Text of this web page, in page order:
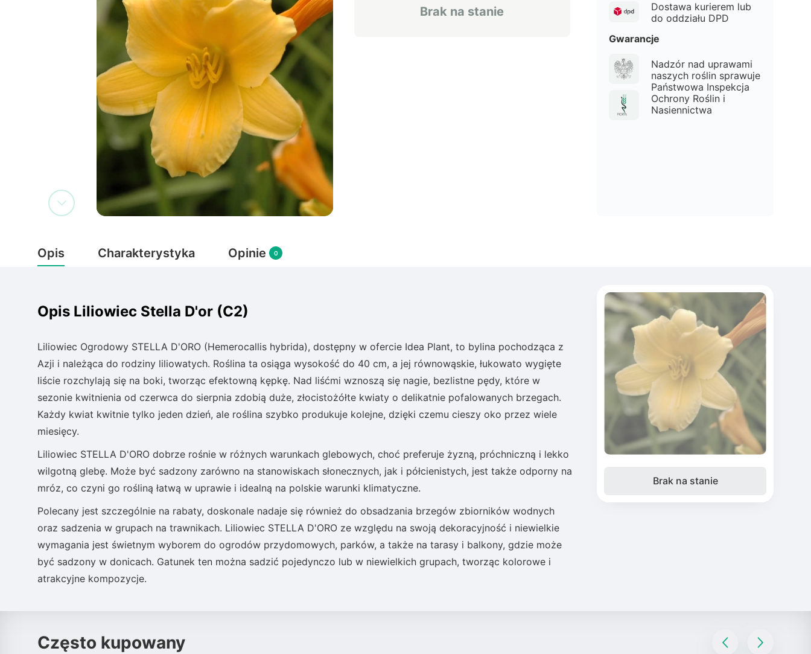
Brak na stanie
Dostawa kurierem lub
do oddziału DPD
Gwarancje
Nadzór nad uprawami
naszych roślin sprawuje
Państwowa Inspekcja
Ochrony Roślin i
Nasiennictwa
Opis Charakterystyka Opinie 0
Opis Liliowiec Stella D'or (C2)
Liliowiec Ogrodowy STELLA D'ORO (Hemerocallis hybrida), dostępny w ofercie Idea Plant, to bylina pochodząca z
Azji i należąca do rodziny liliowatych. Roślina ta osiąga wysokość do 40 cm, a jej równowąskie, łukowato wygięte
liście rozchylają się na boki, tworząc efektowną kępkę. Nad liśćmi wznoszą się nagie, bezlistne pędy, które w
sezonie kwitnienia od czerwca do sierpnia zdobią duże, złocistożółte kwiaty o delikatnie pofalowanych brzegach.
Każdy kwiat kwitnie tylko jeden dzień, ale roślina szybko produkuje kolejne, dzięki czemu cieszy oko przez wiele
miesięcy.
Liliowiec STELLA D'ORO dobrze rośnie w różnych warunkach glebowych, choć preferuje żyzną, próchniczną i lekko
wilgotną glebę. Może być sadzony zarówno na stanowiskach słonecznych, jak i półcienistych, jest także odporny na
mróz, co czyni go rośliną łatwą w uprawie i idealną na polskie warunki klimatyczne.
Polecany jest szczególnie na rabaty, doskonale nadaje się również do obsadzania brzegów zbiorników wodnych
oraz sadzenia w grupach na trawnikach. Liliowiec STELLA D'ORO ze względu na swoją dekoracyjność i niewielkie
wymagania jest świetnym wyborem do ogrodów przydomowych, parków, a także na tarasy i balkony, gdzie może
być sadzony w donicach. Gatunek ten można sadzić pojedynczo lub w niewielkich grupach, tworząc kolorowe i
atrakcyjne kompozycje.
Brak na stanie
Często kupowany